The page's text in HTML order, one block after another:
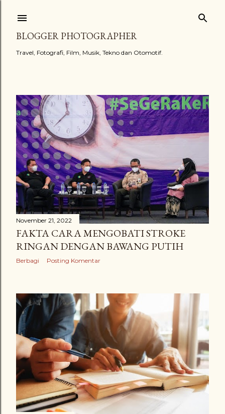
BLOGGER PHOTOGRAPHER
Travel, Fotografi, Film, Musik, Tekno dan Otomotif.
Postingan
November 21, 2022
FAKTA CARA MENGOBATI STROKE
RINGAN DENGAN BAWANG PUTIH
Berbagi Posting Komentar